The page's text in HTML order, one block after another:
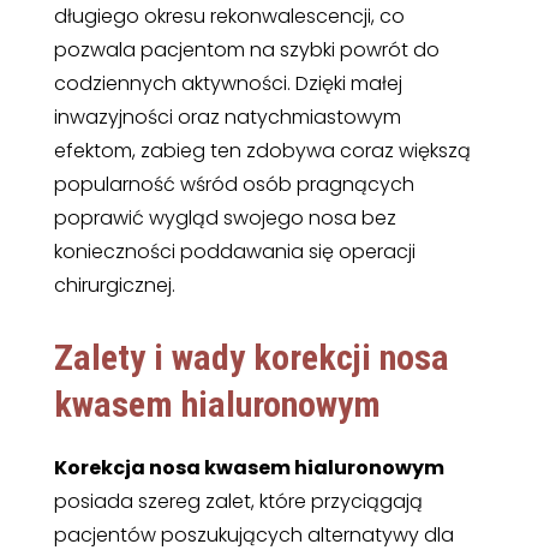
długiego okresu rekonwalescencji, co
pozwala pacjentom na szybki powrót do
codziennych aktywności. Dzięki małej
inwazyjności oraz natychmiastowym
efektom, zabieg ten zdobywa coraz większą
popularność wśród osób pragnących
poprawić wygląd swojego nosa bez
konieczności poddawania się operacji
chirurgicznej.
Zalety i wady korekcji nosa
kwasem hialuronowym
Korekcja nosa kwasem hialuronowym
posiada szereg zalet, które przyciągają
pacjentów poszukujących alternatywy dla